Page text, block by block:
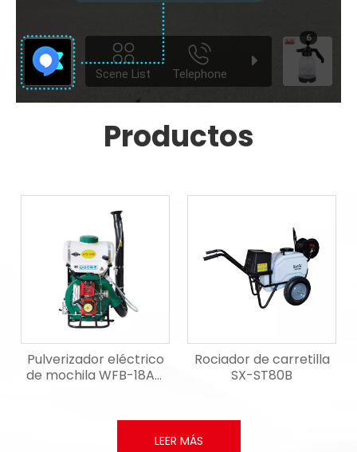
Productos
Pulverizador eléctrico
de mochila WFB-18AC
plagas agrícolas
Rociador de carretilla
SX-ST80B
LEER MÁS